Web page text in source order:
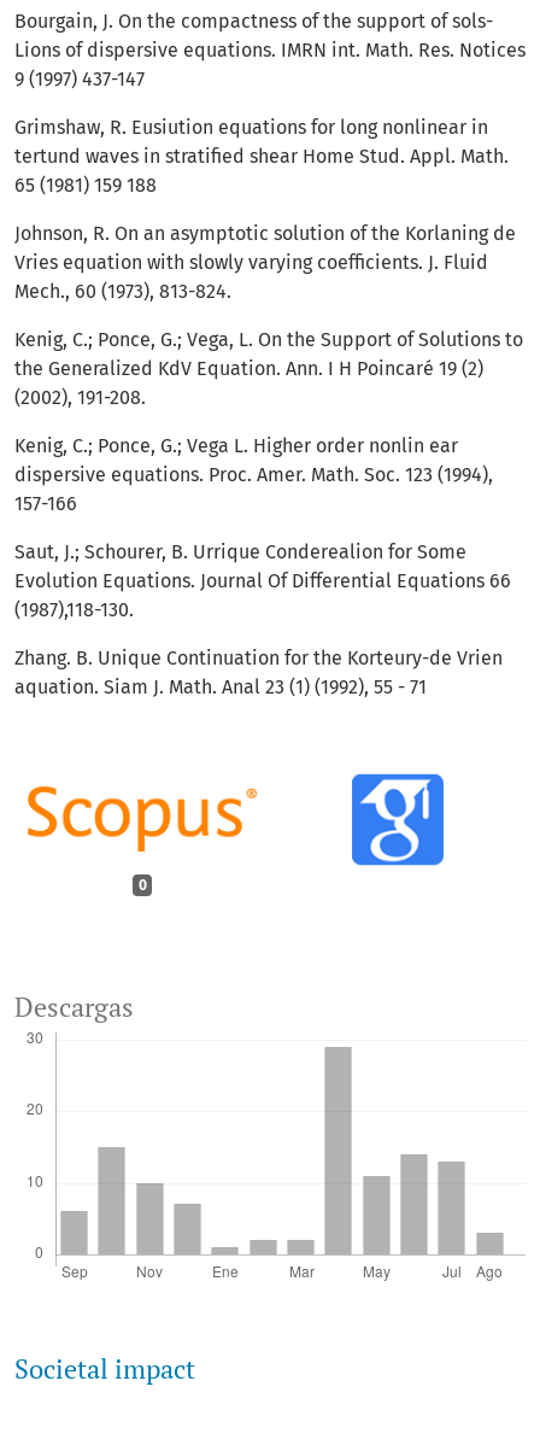
0
Descargas
Societal impact
Bourgain, J. On the compactness of the support of sols-
Lions of dispersive equations. IMRN int. Math. Res. Notices
9 (1997) 437-147
Grimshaw, R. Eusiution equations for long nonlinear in
tertund waves in stratified shear Home Stud. Appl. Math.
65 (1981) 159 188
Johnson, R. On an asymptotic solution of the Korlaning de
Vries equation with slowly varying coefficients. J. Fluid
Mech., 60 (1973), 813-824.
Kenig, C.; Ponce, G.; Vega, L. On the Support of Solutions to
the Generalized KdV Equation. Ann. I H Poincaré 19 (2)
(2002), 191-208.
Kenig, C.; Ponce, G.; Vega L. Higher order nonlin ear
dispersive equations. Proc. Amer. Math. Soc. 123 (1994),
157-166
Saut, J.; Schourer, B. Urrique Conderealion for Some
Evolution Equations. Journal Of Differential Equations 66
(1987),118-130.
Zhang. B. Unique Continuation for the Korteury-de Vrien
aquation. Siam J. Math. Anal 23 (1) (1992), 55 - 71